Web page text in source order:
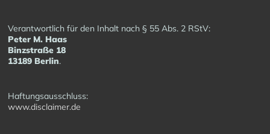
Verantwortlich für den Inhalt nach § 55 Abs. 2 RStV:
Peter M. Haas
Binzstraße 18
13189 Berlin.
Haftungsausschluss:
www.disclaimer.de